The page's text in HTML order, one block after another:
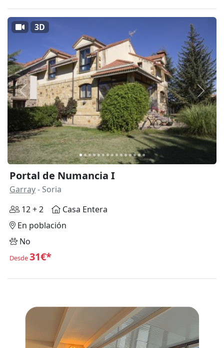
Anterior
3D
Portal de Numancia I
Garray- Soria
12 + 2
Casa Entera
En población
No
Desde31€*